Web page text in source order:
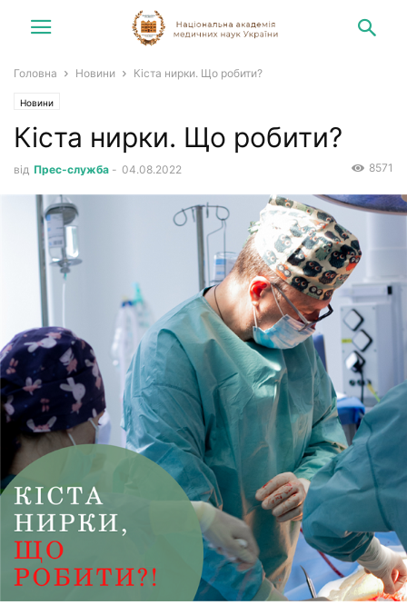
Головна Новини Кіста нирки. Що робити?
Новини
Кіста нирки. Що робити?
від Прес-служба - 04.08.2022 8571